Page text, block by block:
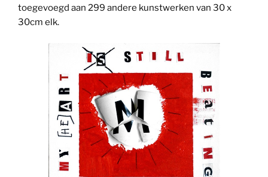
toegevoegd aan 299 andere kunstwerken van 30 x
30cm elk.